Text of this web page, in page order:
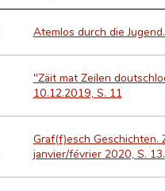
Atemlos durch die
"Zäit mat Zeilen
10.12.2019, S. 11
Graf(f)esch Geschichten.
janvier/février 2020, S. 13.